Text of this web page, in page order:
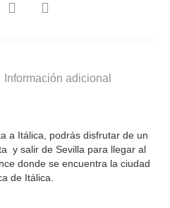
Información adicional
a Itálica, podrás disfrutar de un
y salir de Sevilla para llegar al
donde se encuentra la ciudad
de Itálica.